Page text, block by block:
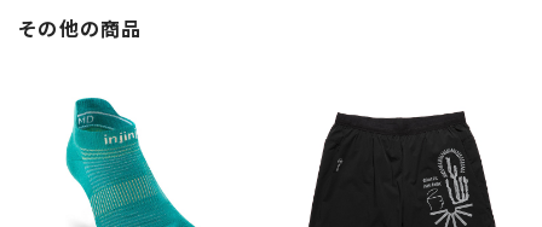
その他の商品